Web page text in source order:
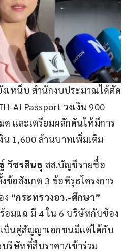
งเหน็บ สำนักงบประมาณได้ตัด
AI Passport วงเงิน 900
และเตรียมผลักดันให้มีการ
น 1,600 ล้านบาทเพิ่มเติม
วัชรสินธุ สส.บัญชีรายชื่อ
อสังเกต 3 ข้อพิรุธโครงการ
ง “กระทรวงอว.-ศึกษา”
อมแฉ มี 4 ใน 6 บริษัทกับข้อง
เป็นคู่สัญญาเอกชนมีแต่ได้กับ
ริษัทที่สืบราคา/เข้าร่วม